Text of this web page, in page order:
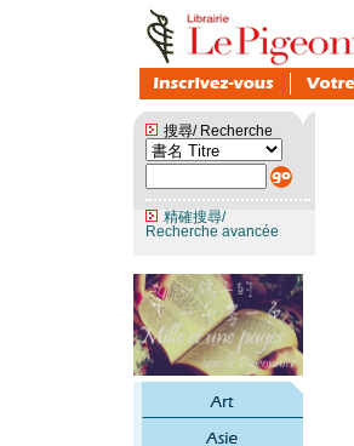
搜尋/ Recherche
精確搜尋/
Recherche avancée